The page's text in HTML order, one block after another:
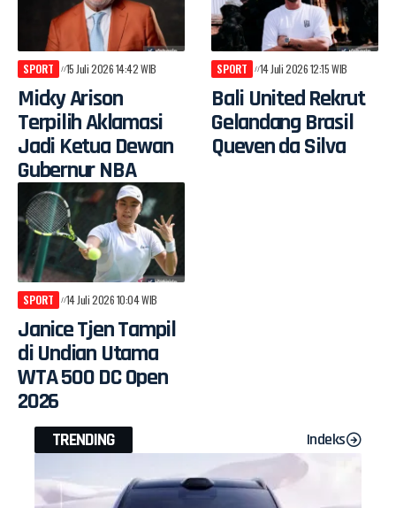
SPORT 15 Juli 2026 14:42 WIB
Micky Arison
Terpilih Aklamasi
Jadi Ketua Dewan
Gubernur NBA
SPORT 14 Juli 2026 12:15 WIB
Bali United Rekrut
Gelandang Brasil
Queven da Silva
SPORT 14 Juli 2026 10:04 WIB
Janice Tjen Tampil
di Undian Utama
WTA 500 DC Open
2026
TRENDING Indeks